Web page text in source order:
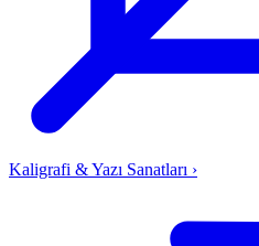
Kaligrafi & Yazı Sanatları ›